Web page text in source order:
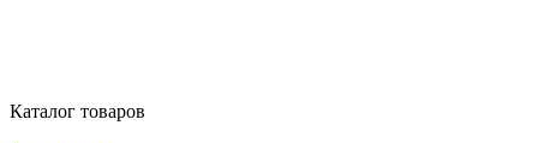
Каталог товаров